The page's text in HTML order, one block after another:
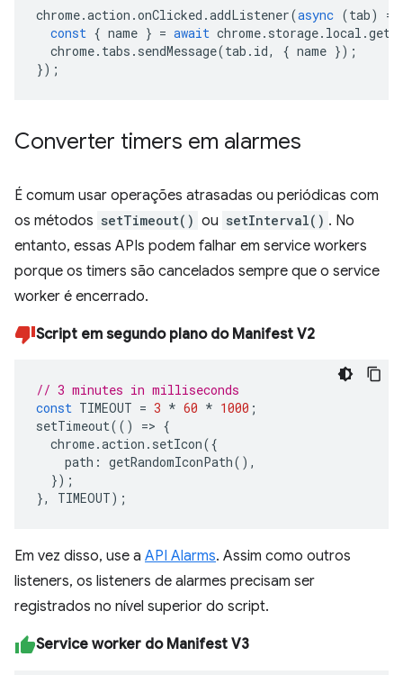
chrome.action .onClicked .addListener(async (tab)
=>
const { name } = await chrome. storage. local .get
chrome. tabs . sendMessage(tab . id, { name });
});
Converter timers em alarmes
É comum usar operações atrasadas ou periódicas com
os métodos setTimeout() ou setInterval() . No
entanto, essas APIs podem falhar em service workers
porque os timers são cancelados sempre que o service
worker é encerrado.
Script em segundo plano do Manifest V2
// 3 minutes in milliseconds
const TIMEOUT = 3 * 60 * 1000 ;
setTimeout(() => {
chrome.action . setIcon({
path : getRandomIconPath(),
});
},
TIMEOUT);
Em vez disso, use a API Alarms. Assim como outros
listeners, os listeners de alarmes precisam ser
registrados no nível superior do script.
Service worker do Manifest V3